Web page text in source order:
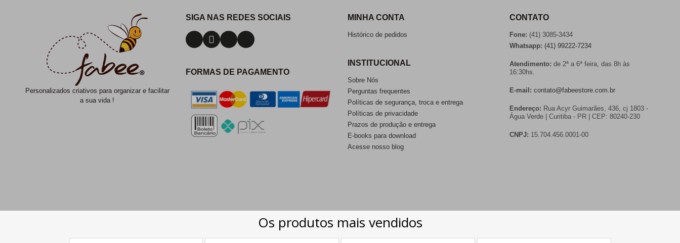
Personalizados criativos para organizar e facilitar
a sua vida !
SIGA NAS REDES SOCIAIS
FORMAS DE PAGAMENTO
MINHA CONTA
Histórico de pedidos
INSTITUCIONAL
Sobre Nós
Perguntas frequentes
Políticas de segurança, troca e entrega
Políticas de privacidade
Prazos de produção e entrega
E-books para download
Acesse nosso blog
CONTATO
Fone: (41) 3085-3434
Whatsapp: (41) 99222-7234
Atendimento: de 2ª a 6ª feira, das 8h às
16:30hs.
E-mail: contato@fabeestore.com.br
Endereço: Rua Acyr Guimarães, 436, cj 1803 -
Água Verde | Curitiba - PR | CEP: 80240-230
CNPJ: 15.704.456.0001-00